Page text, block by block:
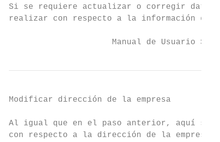
Si se requiere actualizar o corregir datos
realizar con respecto a la información de
Manual de Usuario
Modificar dirección de la empresa
Al igual que en el paso anterior, aquí se
con respecto a la dirección de la empresa.